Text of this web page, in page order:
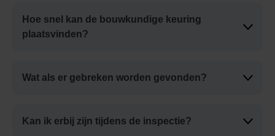
Hoe snel kan de bouwkundige keuring
plaatsvinden?
Wat als er gebreken worden gevonden?
Kan ik erbij zijn tijdens de inspectie?